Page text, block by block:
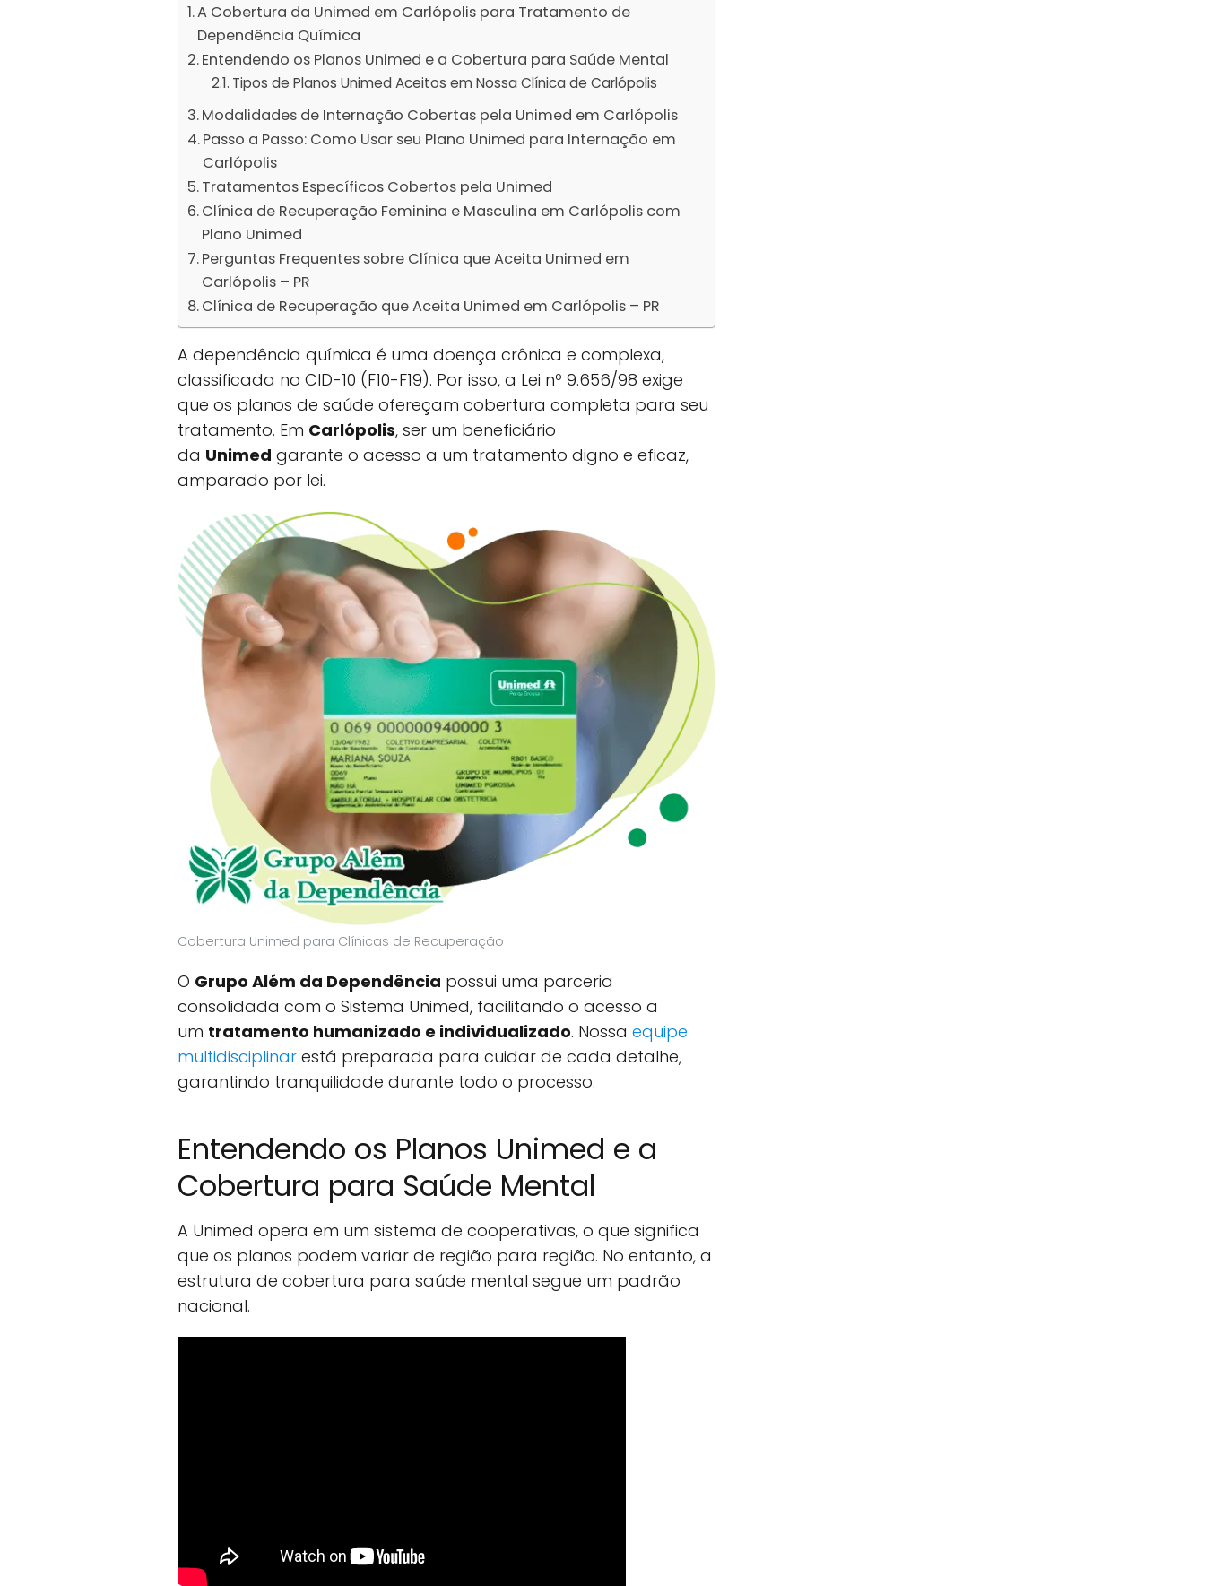
A Cobertura da Unimed em Carlópolis para Tratamento de
Dependência Química
Entendendo os Planos Unimed e a Cobertura para Saúde Mental
Tipos de Planos Unimed Aceitos em Nossa Clínica de Carlópolis
Modalidades de Internação Cobertas pela Unimed em Carlópolis
Passo a Passo: Como Usar seu Plano Unimed para Internação em
Carlópolis
Tratamentos Específicos Cobertos pela Unimed
Clínica de Recuperação Feminina e Masculina em Carlópolis com
Plano Unimed
Perguntas Frequentes sobre Clínica que Aceita Unimed em
Carlópolis – PR
Clínica de Recuperação que Aceita Unimed em Carlópolis – PR
A dependência química é uma doença crônica e complexa,
classificada no CID-10 (F10-F19). Por isso, a Lei nº 9.656/98 exige
que os planos de saúde ofereçam cobertura completa para seu
tratamento. Em Carlópolis, ser um beneficiário
da Unimed garante o acesso a um tratamento digno e eficaz,
amparado por lei.
Cobertura Unimed para Clínicas de Recuperação
O Grupo Além da Dependência possui uma parceria
consolidada com o Sistema Unimed, facilitando o acesso a
um tratamento humanizado e individualizado. Nossa equipe
multidisciplinar está preparada para cuidar de cada detalhe,
garantindo tranquilidade durante todo o processo.
Entendendo os Planos Unimed e a
Cobertura para Saúde Mental
A Unimed opera em um sistema de cooperativas, o que significa
que os planos podem variar de região para região. No entanto, a
estrutura de cobertura para saúde mental segue um padrão
nacional.